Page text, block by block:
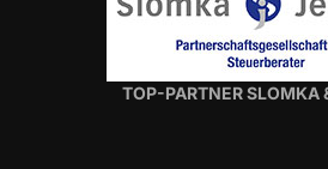
TOP-PARTNER SLOMKA